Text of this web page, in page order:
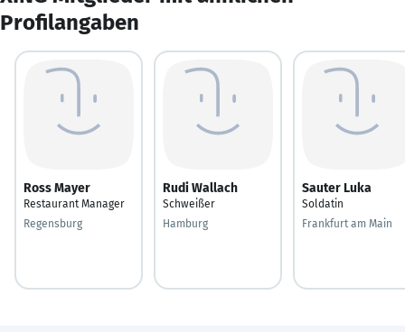
Profilangaben
Ross Mayer
Restaurant Manager
Regensburg
Rudi Wallach
Schweißer
Hamburg
Sauter Luka
Soldatin
Frankfurt am Main